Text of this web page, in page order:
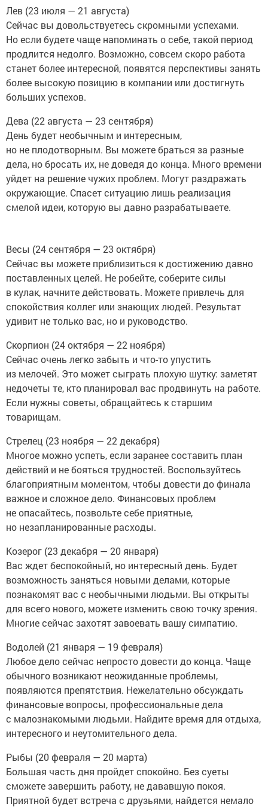
Лев (23 июля — 21 августа)
Сейчас вы довольствуетесь скромными успехами.
Но если будете чаще напоминать о себе, такой период
продлится недолго. Возможно, совсем скоро работа
станет более интересной, появятся перспективы занять
более высокую позицию в компании или достигнуть
больших успехов.
Дева (22 августа — 23 сентября)
День будет необычным и интересным,
но не плодотворным. Вы можете браться за разные
дела, но бросать их, не доведя до конца. Много времени
уйдет на решение чужих проблем. Могут раздражать
окружающие. Спасет ситуацию лишь реализация
смелой идеи, которую вы давно разрабатываете.
Весы (24 сентября — 23 октября)
Сейчас вы можете приблизиться к достижению давно
поставленных целей. Не робейте, соберите силы
в кулак, начните действовать. Можете привлечь для
спокойствия коллег или знающих людей. Результат
удивит не только вас, но и руководство.
Скорпион (24 октября — 22 ноября)
Сейчас очень легко забыть и что-то упустить
из мелочей. Это может сыграть плохую шутку: заметят
недочеты те, кто планировал вас продвинуть на работе.
Если нужны советы, обращайтесь к старшим
товарищам.
Стрелец (23 ноября — 22 декабря)
Многое можно успеть, если заранее составить план
действий и не бояться трудностей. Воспользуйтесь
благоприятным моментом, чтобы довести до финала
важное и сложное дело. Финансовых проблем
не опасайтесь, позвольте себе приятные,
но незапланированные расходы.
Козерог (23 декабря — 20 января)
Вас ждет беспокойный, но интересный день. Будет
возможность заняться новыми делами, которые
познакомят вас с необычными людьми. Вы открыты
для всего нового, можете изменить свою точку зрения.
Многие сейчас захотят завоевать вашу симпатию.
Водолей (21 января — 19 февраля)
Любое дело сейчас непросто довести до конца. Чаще
обычного возникают неожиданные проблемы,
появляются препятствия. Нежелательно обсуждать
финансовые вопросы, профессиональные дела
с малознакомыми людьми. Найдите время для отдыха,
интересного и неутомительного дела.
Рыбы (20 февраля — 20 марта)
Большая часть дня пройдет спокойно. Без суеты
сможете завершить работу, не дававшую покоя.
Приятной будет встреча с друзьями, найдется немало